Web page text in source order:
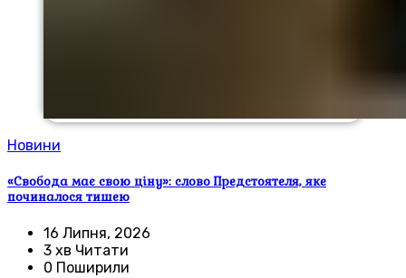
Новини
«Свобода має свою ціну»: слово Предстоятеля, яке
починалося тишею
16 Липня, 2026
3 хв Читати
0 Поширили